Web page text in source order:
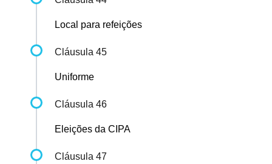
Local para refeições
Cláusula 45
Uniforme
Cláusula 46
Eleições da CIPA
Cláusula 47